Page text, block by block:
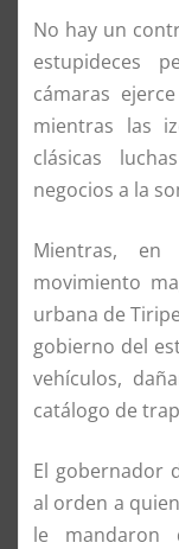
No hay un
estupideces
cámaras
mientras las
clásicas
negocios a la
Mientras, en
movimiento
urbana de
gobierno del
vehículos,
catálogo de
El gobernador
al orden a
le mandaron